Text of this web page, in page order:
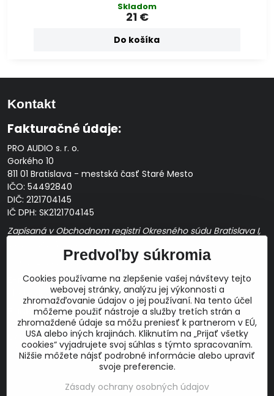
Skladom
21 €
Do košíka
Kontakt
Fakturačné údaje:
PRO AUDIO s. r. o.
Gorkého 10
811 01 Bratislava - mestská časť Staré Mesto
IČO: 54492840
DIČ: 2121704145
IČ DPH: SK2121704145
Zapísaná v Obchodnom registri Okresného súdu Bratislava I,
Prevádzková doba: pracovné dni10:00 - 14:00
E-mail:
obchod@proaudio.sk
Bankové spojenie:
Slovenská sporiteľňa, a.s.
IBAN: SK48 0900 0000 0051 9050 9782
SWIFT: GIBASKBX
Predvoľby súkromia
Cookies používame na zlepšenie vašej návštevy tejto
webovej stránky, analýzu jej výkonnosti a
zhromažďovanie údajov o jej používaní. Na tento účel
môžeme použiť nástroje a služby tretích strán a
zhromaždené údaje sa môžu preniesť k partnerom v EÚ,
USA alebo iných krajinách. Kliknutím na „Prijať všetky
cookies“ vyjadrujete svoj súhlas s týmto spracovaním.
Nižšie môžete nájsť podrobné informácie alebo upraviť
svoje preferencie.
Zásady ochrany osobných údajov